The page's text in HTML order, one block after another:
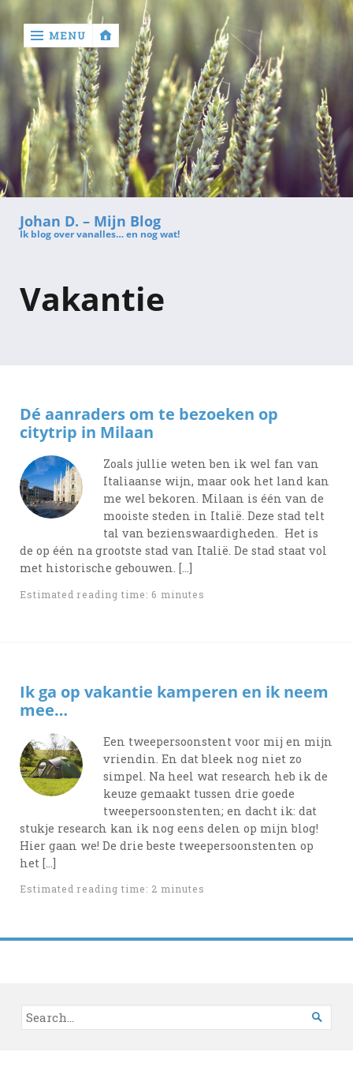
‹
return
Contact
MENU
Johan D. – Mijn Blog
Ik blog over vanalles… en nog wat!
Vakantie
Dé aanraders om te bezoeken op
citytrip in Milaan
Zoals jullie weten ben ik wel fan van
Italiaanse wijn, maar ook het land kan
me wel bekoren. Milaan is één van de
mooiste steden in Italië. Deze stad telt
tal van bezienswaardigheden. Het is
de op één na grootste stad van Italië. De stad staat vol
met historische gebouwen. […]
Estimated reading time: 6 minutes
Ik ga op vakantie kamperen en ik neem
mee…
Een tweepersoonstent voor mij en mijn
vriendin. En dat bleek nog niet zo
simpel. Na heel wat research heb ik de
keuze gemaakt tussen drie goede
tweepersoonstenten; en dacht ik: dat
stukje research kan ik nog eens delen op mijn blog!
Hier gaan we! De drie beste tweepersoonstenten op
het […]
Estimated reading time: 2 minutes
